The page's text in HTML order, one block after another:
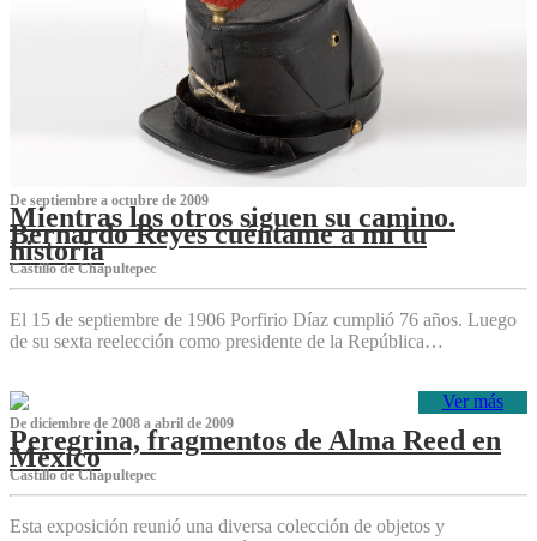
De septiembre a octubre de 2009
Mientras los otros siguen su camino.
Bernardo Reyes cuéntame a mí tu
historia
Castillo de Chapultepec
El 15 de septiembre de 1906 Porfirio Díaz cumplió 76 años. Luego
de su sexta reelección como presidente de la República…
Ver más
De diciembre de 2008 a abril de 2009
Peregrina, fragmentos de Alma Reed en
México
Castillo de Chapultepec
Esta exposición reunió una diversa colección de objetos y